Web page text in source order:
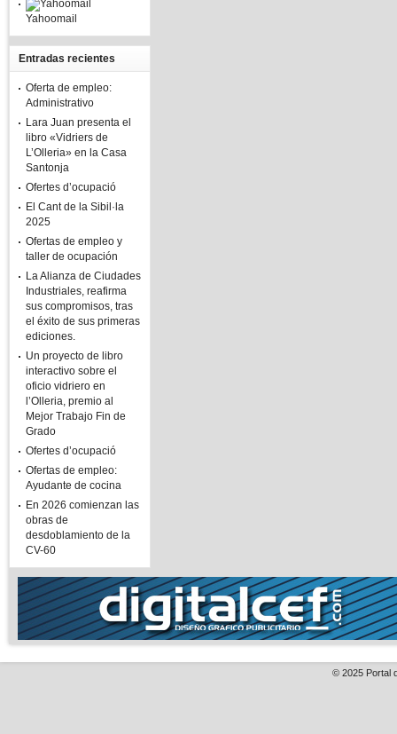
Yahoomail
Entradas recientes
Oferta de empleo:
Administrativo
Lara Juan presenta el
libro «Vidriers de
L’Olleria» en la Casa
Santonja
Ofertes d’ocupació
El Cant de la Sibil·la
2025
Ofertas de empleo y
taller de ocupación
La Alianza de Ciudades
Industriales, reafirma
sus compromisos, tras
el éxito de sus primeras
ediciones.
Un proyecto de libro
interactivo sobre el
oficio vidriero en
l’Olleria, premio al
Mejor Trabajo Fin de
Grado
Ofertes d’ocupació
Ofertas de empleo:
Ayudante de cocina
En 2026 comienzan las
obras de
desdoblamiento de la
CV-60
© 2025 Portal